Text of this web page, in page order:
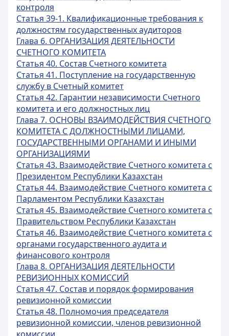
контроля
Статья 39-1. Квалификационные требования к
должностям государственных аудиторов
Глава 6. ОРГАНИЗАЦИЯ ДЕЯТЕЛЬНОСТИ
СЧЕТНОГО КОМИТЕТА
Статья 40. Состав Счетного комитета
Статья 41. Поступление на государственную
службу в Счетный комитет
Статья 42. Гарантии независимости Счетного
комитета и его должностных лиц
Глава 7. ОСНОВЫ ВЗАИМОДЕЙСТВИЯ СЧЕТНОГО
КОМИТЕТА С ДОЛЖНОСТНЫМИ ЛИЦАМИ,
ГОСУДАРСТВЕННЫМИ ОРГАНАМИ И ИНЫМИ
ОРГАНИЗАЦИЯМИ
Статья 43. Взаимодействие Счетного комитета с
Президентом Республики Казахстан
Статья 44. Взаимодействие Счетного комитета с
Парламентом Республики Казахстан
Статья 45. Взаимодействие Счетного комитета с
Правительством Республики Казахстан
Статья 46. Взаимодействие Счетного комитета с
органами государственного аудита и
финансового контроля
Глава 8. ОРГАНИЗАЦИЯ ДЕЯТЕЛЬНОСТИ
РЕВИЗИОННЫХ КОМИССИЙ
Статья 47. Состав и порядок формирования
ревизионной комиссии
Статья 48. Полномочия председателя
ревизионной комиссии, членов ревизионной